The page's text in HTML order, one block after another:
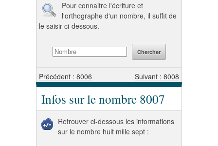
Pour connaitre l'écriture et
l'orthographe d'un nombre, il suffit de
le saisir ci-dessous.
Précédent : 8006 Suivant : 8008
Infos sur le nombre 8007
Retrouver ci-dessous les informations
sur le nombre huit mille sept :